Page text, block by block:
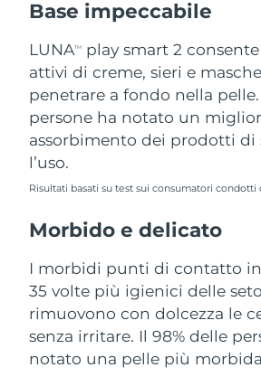
Base impeccabile
LUNATM
play smart 2
attivi di creme, sieri e
penetrare a fondo nella
persone ha notato un
assorbimento dei prodotti di
l’uso.
Risultati basati su test sui consumatori condotti
Morbido e delicato
I morbidi punti di contatto
35 volte più igienici delle
rimuovono con dolcezza le
senza irritare. Il 98% delle
notato una pelle più
Thailandia
Turchia
Emirati Arabi Uniti
Regno Unito
Stati Uniti
Uzbekistan
Vietnam